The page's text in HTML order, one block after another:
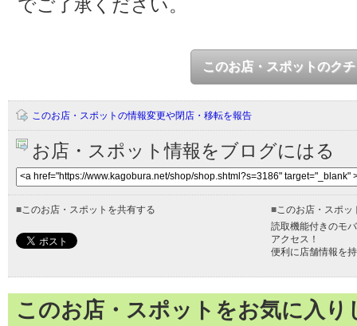
でご了承ください。
このお店・スポットのク
このお店・スポットの情報変更や閉店・移転を報告
お店・スポット情報をブログにはる
■ このお店・スポットを共有する ■ このお店・スポ
読取機能付きのモ
アクセス！
便利に店舗情報を
このお店・スポットをお気に入